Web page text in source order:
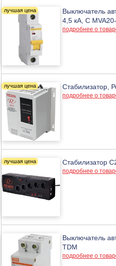
Выключатель
4,5 кА, С
подробнее о
Стабилизатор,
подробнее о
Стабилизатор
подробнее о
Выключатель
TDM
подробнее о